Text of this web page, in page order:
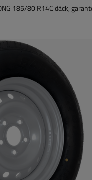
185/80 R14C däck,